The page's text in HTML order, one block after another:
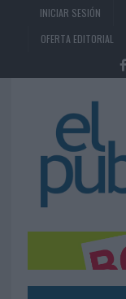
INICIAR SESIÓN
OFERTA EDITORIAL